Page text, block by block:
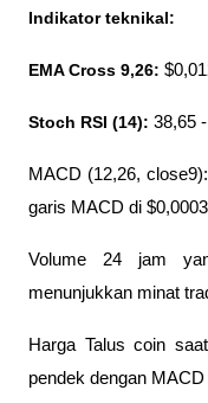
Indikator teknikal:
EMA Cross 9,26:
Stoch RSI (14): 38,65
MACD (12,26,
garis MACD di
Volume 24 jam
menunjukkan minat
Harga Talus coin
pendek dengan MACD